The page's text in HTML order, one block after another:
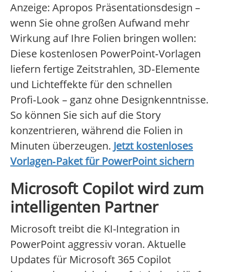
Anzeige: Apropos Präsentationsdesign –
wenn Sie ohne großen Aufwand mehr
Wirkung auf Ihre Folien bringen wollen:
Diese kostenlosen PowerPoint‑Vorlagen
liefern fertige Zeitstrahlen, 3D‑Elemente
und Lichteffekte für den schnellen
Profi‑Look – ganz ohne Designkenntnisse.
So können Sie sich auf die Story
konzentrieren, während die Folien in
Minuten überzeugen. Jetzt kostenloses
Vorlagen‑Paket für PowerPoint sichern
Microsoft Copilot wird zum
intelligenten Partner
Microsoft treibt die KI-Integration in
PowerPoint aggressiv voran. Aktuelle
Updates für Microsoft 365 Copilot